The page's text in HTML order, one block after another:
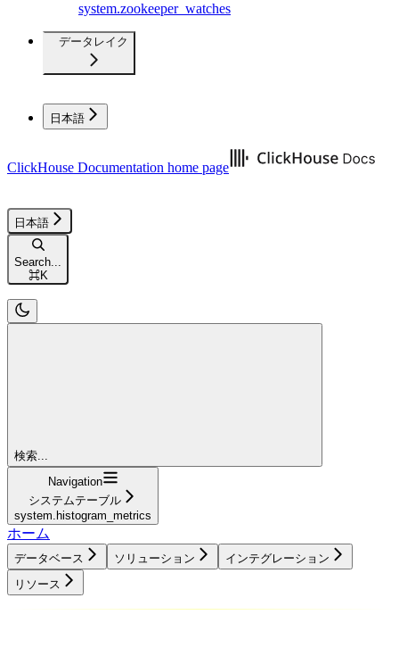
system.zookeeper_watches
データレイク
日本語
ClickHouse Documentation home page
日本語
Search...
⌘K
検索...
Navigation
システムテーブル
system.histogram_metrics
ホーム
データベース ソリューション
インテグレーション
リソース